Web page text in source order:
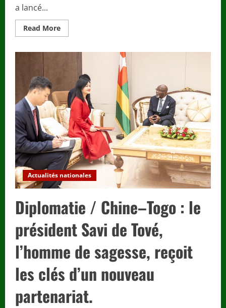
a lancé...
Read MoreRead
more
Trump
Poutine
:
un
ultimatum
présidentiel
pour
mettre
fin
à
la
guerre
en
Ukraine.
Actualités nationales
Diplomatie / Chine–Togo : le
président Savi de Tové,
l’homme de sagesse, reçoit
les clés d’un nouveau
partenariat.